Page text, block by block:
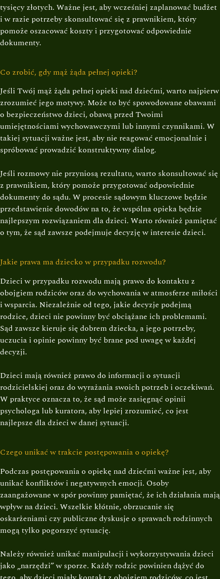
tysięcy złotych. Ważne jest, aby wcześniej zaplanować budżet
i w razie potrzeby skonsultować się z prawnikiem, który
pomoże oszacować koszty i przygotować odpowiednie
dokumenty.
Co zrobić, gdy mąż żąda pełnej opieki?
Jeśli Twój mąż żąda pełnej opieki nad dziećmi, warto najpierw
zrozumieć jego motywy. Może to być spowodowane obawami
o bezpieczeństwo dzieci, obawą przed Twoimi
umiejętnościami wychowawczymi lub innymi czynnikami. W
takiej sytuacji ważne jest, aby nie reagować emocjonalnie i
spróbować prowadzić konstruktywny dialog.
Jeśli rozmowy nie przyniosą rezultatu, warto skonsultować się
z prawnikiem, który pomoże przygotować odpowiednie
dokumenty do sądu. W procesie sądowym kluczowe będzie
przedstawienie dowodów na to, że wspólna opieka będzie
najlepszym rozwiązaniem dla dzieci. Warto również pamiętać
o tym, że sąd zawsze podejmuje decyzję w interesie dzieci.
Jakie prawa ma dziecko w przypadku rozwodu?
Dzieci w przypadku rozwodu mają prawo do kontaktu z
obojgiem rodziców oraz do wychowania w atmosferze miłości
i wsparcia. Niezależnie od tego, jakie decyzje podejmą
rodzice, dzieci nie powinny być obciążane ich problemami.
Sąd zawsze kieruje się dobrem dziecka, a jego potrzeby,
uczucia i opinie powinny być brane pod uwagę w każdej
decyzji.
Dzieci mają również prawo do informacji o sytuacji
rodzicielskiej oraz do wyrażania swoich potrzeb i oczekiwań.
W praktyce oznacza to, że sąd może zasięgnąć opinii
psychologa lub kuratora, aby lepiej zrozumieć, co jest
najlepsze dla dzieci w danej sytuacji.
Czego unikać w trakcie postępowania o opiekę?
Podczas postępowania o opiekę nad dziećmi ważne jest, aby
unikać konfliktów i negatywnych emocji. Osoby
zaangażowane w spór powinny pamiętać, że ich działania mają
wpływ na dzieci. Wszelkie kłótnie, obrzucanie się
oskarżeniami czy publiczne dyskusje o sprawach rodzinnych
mogą tylko pogorszyć sytuację.
Należy również unikać manipulacji i wykorzystywania dzieci
jako „narzędzi” w sporze. Każdy rodzic powinien dążyć do